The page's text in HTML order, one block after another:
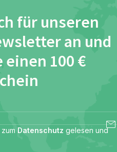
für unseren
an und
100 €
Datenschutz gelesen und